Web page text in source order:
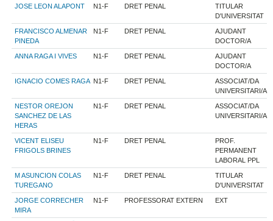
JOSE LEON ALAPONT N1-F DRET PENAL
TITULAR
D'UNIVERSITAT
FRANCISCO ALMENAR
PINEDA
N1-F DRET PENAL
AJUDANT
DOCTOR/A
ANNA RAGA I VIVES N1-F DRET PENAL
AJUDANT
DOCTOR/A
IGNACIO COMES RAGA N1-F DRET PENAL
ASSOCIAT/DA
UNIVERSITARI/A
NESTOR OREJON
SANCHEZ DE LAS
HERAS
N1-F DRET PENAL
ASSOCIAT/DA
UNIVERSITARI/A
VICENT ELISEU
FRIGOLS BRINES
N1-F DRET PENAL
PROF.
PERMANENT
LABORAL PPL
M ASUNCION COLAS
TUREGANO
N1-F DRET PENAL
TITULAR
D'UNIVERSITAT
JORGE CORRECHER
MIRA
N1-F PROFESSORAT EXTERN EXT